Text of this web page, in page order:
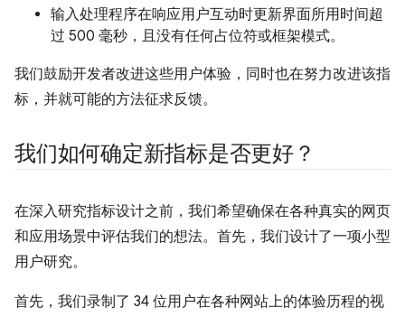
输入处理程序在响应用户互动时更新界面所用时间超
过 500 毫秒，且没有任何占位符或框架模式。
我们鼓励开发者改进这些用户体验，同时也在努力改进该指
标，并就可能的方法征求反馈。
我们如何确定新指标是否更好？
在深入研究指标设计之前，我们希望确保在各种真实的网页
和应用场景中评估我们的想法。首先，我们设计了一项小型
用户研究。
首先，我们录制了 34 位用户在各种网站上的体验历程的视